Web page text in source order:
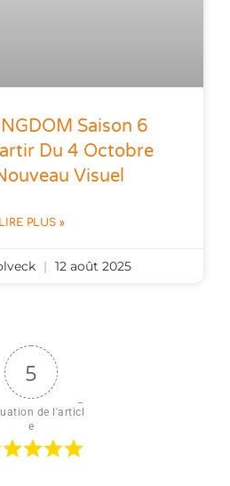
Saison 6
Du 4 Octobre
Visuel
LIRE PLUS »
12 août 2025
5
de l'articl
e